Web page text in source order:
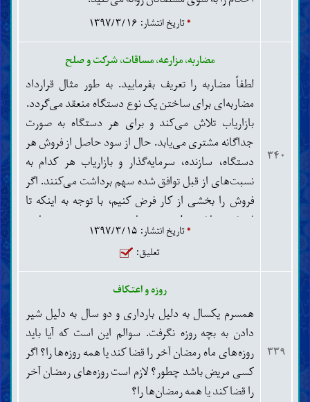
*تاریخ انتشار: ۱۳۹۷/۳/۱۶
۳۴۰
مضاربه، مزارعه، مساقات، شرکت و صلح
لطفاً مضاربه را تعریف بفرمایید. به طور مثال قرارداد
مضاربه‌ای برای ساختن یک نوع دستگاه منعقد می‌گردد.
بازاریاب تلاش می‌کند و برای هر دستگاه به صورت
جداگانه مشتری می‌یابد. حال از سود حاصل از فروش هر
دستگاه، سازنده، سرمایه‌گذار و بازاریاب هر کدام به
نسبت‌های از قبل توافق شده سهم برداشت می‌کنند. اگر
فروش را بخشی از کار فرض کنیم، با توجه به اینکه تا
فروشی نباشد تولید بی‌معناست و نیز در عصر حاضر
فروش و بازاریابی، روش‌های ویژه‌ای داشته و در قالب
تخصص درآمده‌اند و در فرض، فرد بازاریاب و فروشنده را
یکی از طرفین عامل در مضاربه محسوب کنیم، آن گاه آیا
نمی‌توان همانند دیگر عاملان برای وی سهمی از سود و
زیان انجام کار مشخص کرد؟
*تاریخ انتشار: ۱۳۹۷/۳/۱۵
تعلیق:
۳۳۹
روزه و اعتکاف
همسرم یکسال به دلیل بارداری و دو سال به دلیل شیر
دادن به بچه روزه نگرفت. سوالم این است که آیا باید
روزه‌های ماه رمضان آخر را قضا کند یا همه روزه‌ها را؟ اگر
کسی مریض باشد چطور؟ لازم است روزه‌های رمضان آخر
را قضا کند یا همه رمضان‌ها را؟